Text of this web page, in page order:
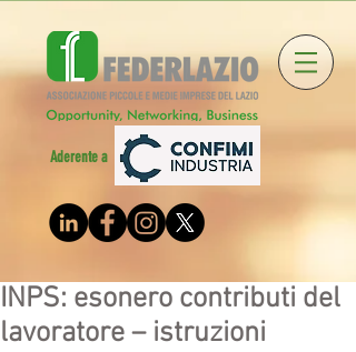
Aderente a
INPS: esonero contributi del
lavoratore – istruzioni